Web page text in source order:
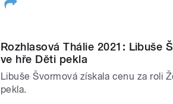
Rozhlasová Thálie 2021: Libuše
ve hře Děti pekla
Libuše Švormová získala cenu za roli
pekla.